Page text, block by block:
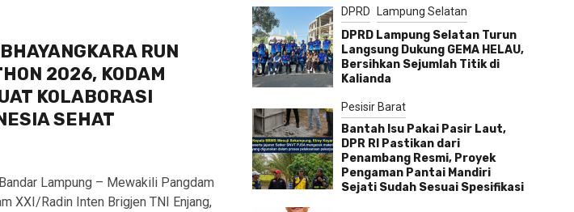
RUN
2026, KODAM
KOLABORASI
SEHAT
Lampung – Mewakili Pangdam
XXI/Radin Inten Brigjen TNI Enjang,
DPRD Lampung Selatan
DPRD Lampung Selatan Turun
Langsung Dukung GEMA HELAU,
Bersihkan Sejumlah Titik di
Kalianda
Pesisir Barat
Bantah Isu Pakai Pasir Laut,
DPR RI Pastikan dari
Penambang Resmi, Proyek
Pengaman Pantai Mandiri
Sejati Sudah Sesuai Spesifikasi